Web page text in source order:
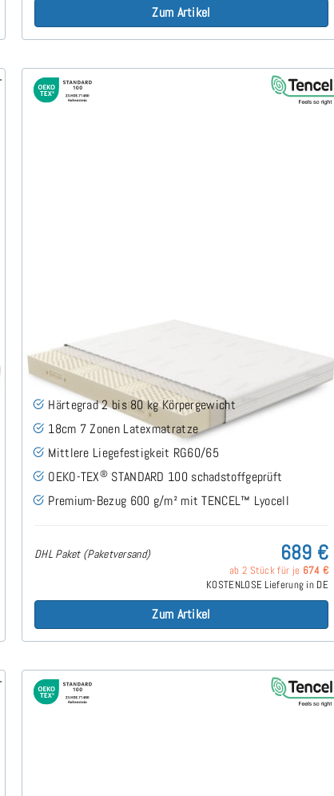
Zum Artikel
Domi H2 (TENCEL™ Lyocell) Latexmatratze 160x200
cm
Härtegrad 2 bis 80 kg Körpergewicht
18cm 7 Zonen Latexmatratze
Mittlere Liegefestigkeit RG60/65
OEKO-TEX® STANDARD 100 schadstoffgeprüft
Premium-Bezug 600 g/m² mit TENCEL™ Lyocell
DHL Paket (Paketversand) 689 €
ab 2 Stück für je 674 €
KOSTENLOSE Lieferung in DE
Zum Artikel